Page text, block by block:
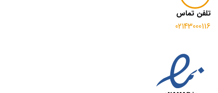
تلفن تماس
02143000116